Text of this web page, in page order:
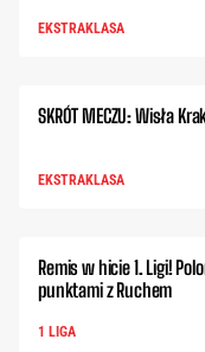
EKSTRAKLASA
SKRÓT MECZU: Wisła
EKSTRAKLASA
Remis w hicie 1. Ligi!
punktami z Ruchem
1 LIGA